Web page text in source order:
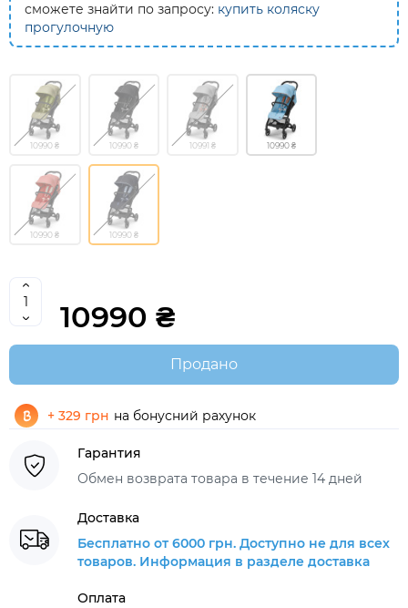
сможете знайти по запросу: купить коляску
прогулочную
10990 ₴ 10990 ₴ 10991 ₴ 10990 ₴
10990 ₴ 10990 ₴
10990 ₴
Продано
+ 329 грн на бонусний рахунок
Гарантия
Обмен возврата товара в течение 14 дней
Доставка
Бесплатно от 6000 грн. Доступно не для всех
товаров. Информация в разделе доставка
Оплата